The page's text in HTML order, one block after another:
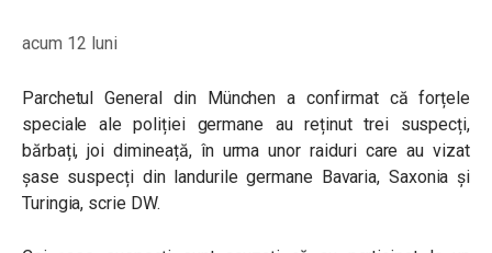
acum 12 luni
Parchetul General din München a confirmat că forțele
speciale ale poliției germane au reținut trei suspecți,
bărbați, joi dimineață, în urma unor raiduri care au vizat
șase suspecți din landurile germane Bavaria, Saxonia și
Turingia, scrie DW.